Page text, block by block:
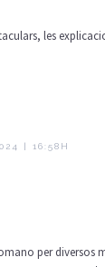
les
| 16:58H
per diversos